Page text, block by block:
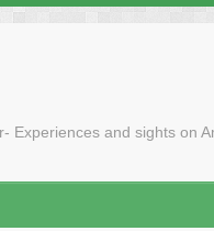
Experiences and sights on